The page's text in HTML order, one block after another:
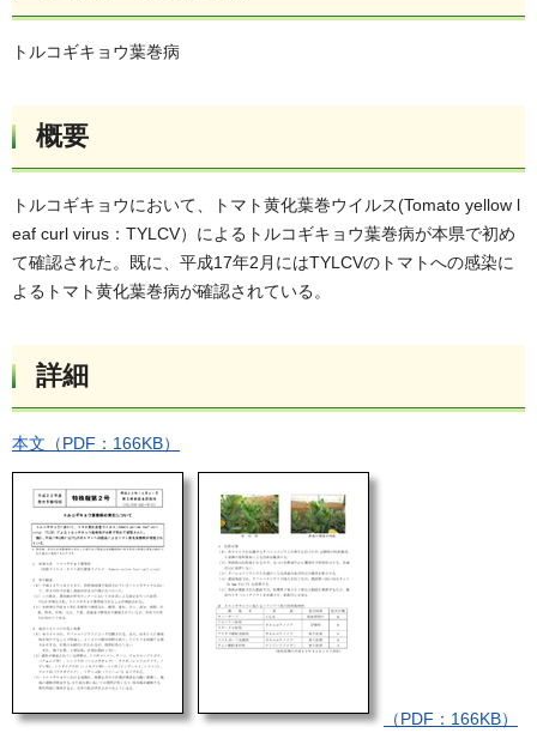
トルコギキョウ葉巻病
概要
トルコギキョウにおいて、トマト黄化葉巻ウイルス(Tomato yellow l
eaf curl virus：TYLCV）によるトルコギキョウ葉巻病が本県で初め
て確認された。既に、平成17年2月にはTYLCVのトマトへの感染に
よるトマト黄化葉巻病が確認されている。
詳細
本文（PDF：166KB）
（PDF：166KB）